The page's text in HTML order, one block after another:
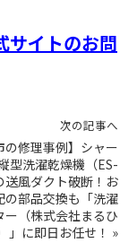
サイトのお問
次の記事へ
の修理事例】シャー
型洗濯乾燥機（ES-
送風ダクト破断！お
の部品交換も「洗濯
ー（株式会社まるひ
」に即日お任せ！ »